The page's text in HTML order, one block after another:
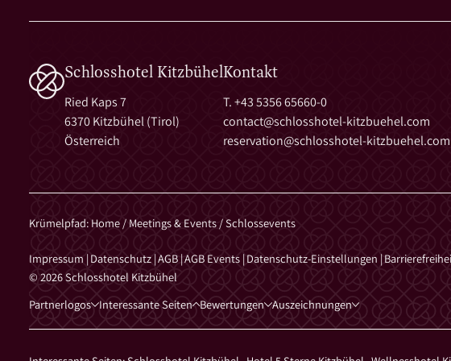
Schlosshotel Kitzbühel
Ried Kaps 7
6370 Kitzbühel (Tirol)
Österreich
Kontakt
T. +43 5356 65660-0
contact@schlosshotel-kitzbuehel.com
reservation@schlosshotel-kitzbuehel.com
Krümelpfad: Home / Meetings & Events /Schlossevents
Impressum | Datenschutz |AGB |AGB Events |Datenschutz-Einstellungen |
© 2026 Schlosshotel Kitzbühel
Partnerlogos Interessante Seiten Bewertungen Auszeichnungen